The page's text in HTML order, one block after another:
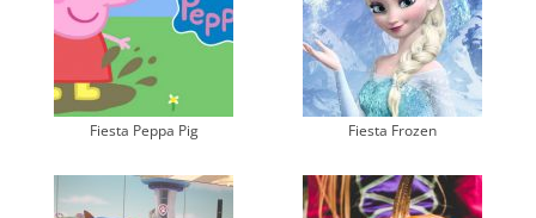
Fiesta Peppa Pig Fiesta Frozen